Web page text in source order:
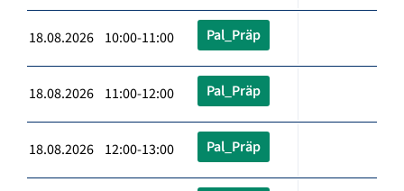
18.08.2026 10:00-11:00 Pal_Präp
18.08.2026 11:00-12:00 Pal_Präp
18.08.2026 12:00-13:00 Pal_Präp